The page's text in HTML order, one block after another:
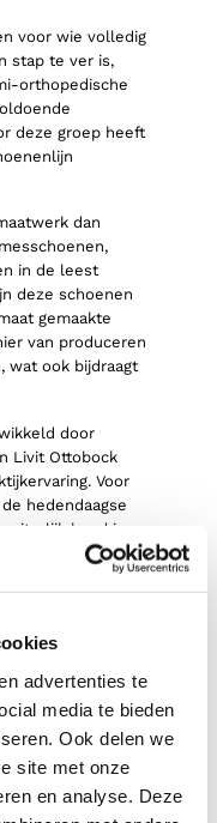
advertenties te
media te bieden
Ook delen we
site met onze
en analyse. Deze
voor wie volledig
stap te ver is,
orthopedische
deze groep heeft
dan
in de leest
deze schoenen
gemaakte
van produceren
wat ook bijdraagt
door
Livit Ottobock
Voor
hedendaagse
uiterlijk hand in
met behulp van
voetproblemen,
ondersteuning